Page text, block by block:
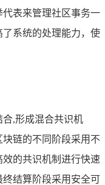
表来管理社区事务一
系统的处理能力，使
,形成混合共识机
链的不同阶段采用不
的共识机制进行快速
结算阶段采用安全可